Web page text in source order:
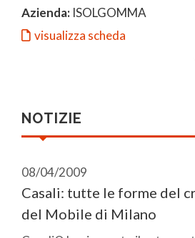
Azienda: ISOLGOMMA
visualizza scheda
NOTIZIE
08/04/2009
Casali: tutte le forme del
del Mobile di Milano